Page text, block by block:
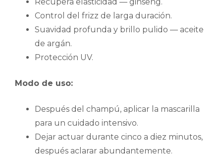
Control del frizz de larga duración.
Suavidad profunda y brillo pulido — aceite
de argán.
Protección UV.
Modo de uso:
Después del champú, aplicar la mascarilla
para un cuidado intensivo.
Dejar actuar durante cinco a diez minutos,
después aclarar abundantemente.